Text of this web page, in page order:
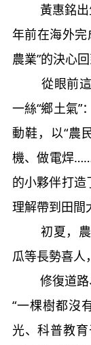
黃惠銘出生
年前在海外完
農業”的決心
從眼前這
一絲“鄉土氣”
動鞋，以“農
機、做電焊
的小夥伴打造
理解帶到田間
初夏，農
瓜等長勢喜人
修復道路
“一棵樹都沒
光、科普教